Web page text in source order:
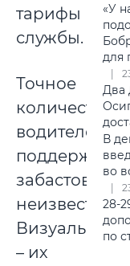
тарифы
службы.
Точное
количество
водителей,
забастовку
неизвестно.
Визуально
– их
«У
для
Два
В
во
28-
по